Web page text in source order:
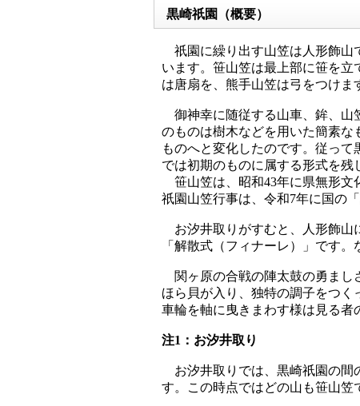
黒崎祇園（概要）
祇園に繰り出す山笠は人形飾山
います。笹山笠は最上部に笹を
は唐扇を、熊手山笠は弓をつけま
御神幸に随従する山車、鉾、山
のものは樹木などを用いた簡素
ものへと変化したのです。従って
では初期のものに属する形式を残
笹山笠は、昭和43年に県無形文
祇園山笠行事は、令和7年に国の
お汐井取りがすむと、人形飾山
「解散式（フィナーレ）」です
関ヶ原の合戦の陣太鼓の勇まし
ほら貝が入り、独特の調子をつく
車輪を軸に曳きまわす様は見る者
注1：お汐井取り
お汐井取りでは、黒崎祇園の間
す。この時点ではどの山も笹山笠